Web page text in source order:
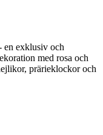
en exklusiv och
med rosa och
prärieklockor och